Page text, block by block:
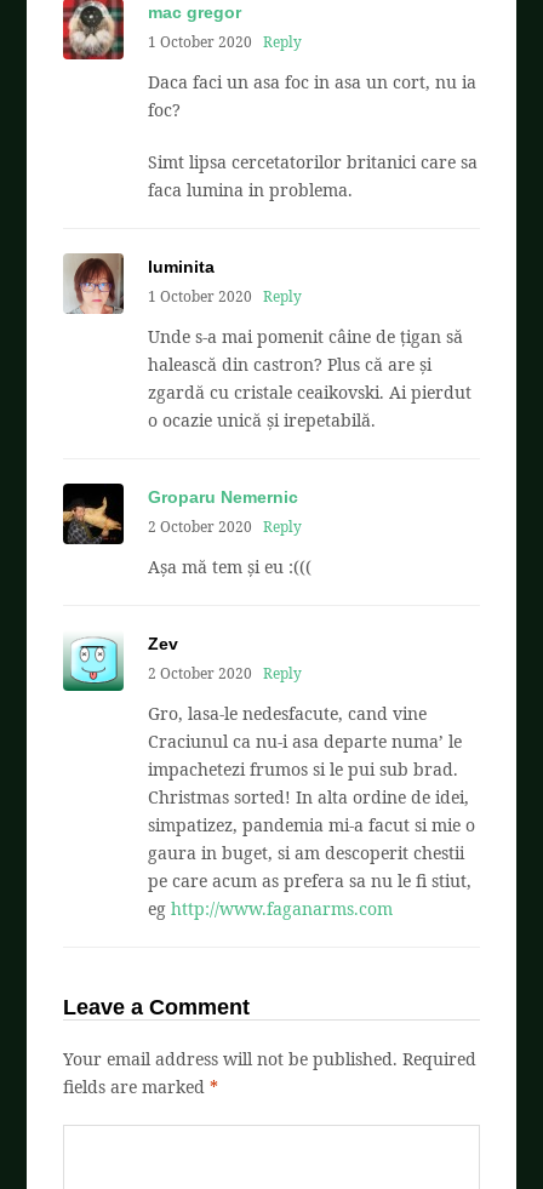
mac gregor
1 October 2020
Reply
Daca faci un asa foc in asa un cort, nu ia
foc?
Simt lipsa cercetatorilor britanici care sa
faca lumina in problema.
luminita
1 October 2020
Reply
Unde s-a mai pomenit câine de țigan să
halească din castron? Plus că are și
zgardă cu cristale ceaikovski. Ai pierdut
o ocazie unică și irepetabilă.
Groparu Nemernic
2 October 2020
Reply
Așa mă tem și eu :(((
Zev
2 October 2020
Reply
Gro, lasa-le nedesfacute, cand vine
Craciunul ca nu-i asa departe numa’ le
impachetezi frumos si le pui sub brad.
Christmas sorted! In alta ordine de idei,
simpatizez, pandemia mi-a facut si mie o
gaura in buget, si am descoperit chestii
pe care acum as prefera sa nu le fi stiut,
eghttp://www.faganarms.com
Leave a Comment
Your email address will not be published. Required
fields are marked*